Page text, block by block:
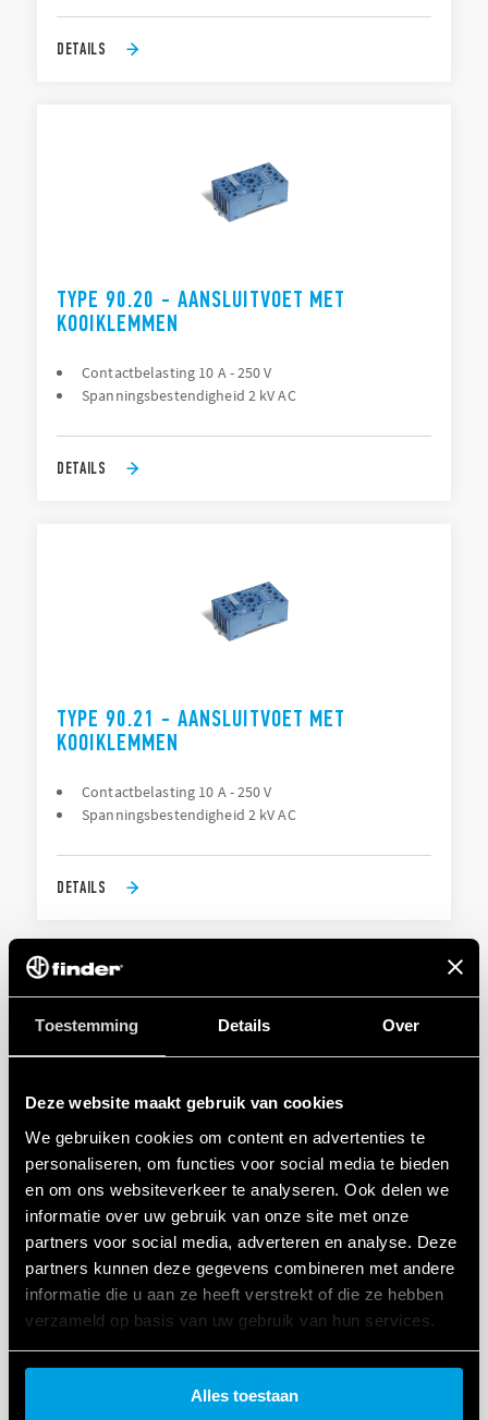
Toestemming Details Over
Deze website maakt gebruik van cookies
We gebruiken cookies om content en advertenties te
personaliseren, om functies voor social media te bieden
en om ons websiteverkeer te analyseren. Ook delen we
informatie over uw gebruik van onze site met onze
partners voor social media, adverteren en analyse. Deze
partners kunnen deze gegevens combineren met andere
informatie die u aan ze heeft verstrekt of die ze hebben
verzameld op basis van uw gebruik van hun services.
Cookie policy.
Alles toestaan
DETAILS
TYPE 90.20 - AANSLUITVOET MET
KOOIKLEMMEN
Contactbelasting 10 A - 250 V
Spanningsbestendigheid 2 kV AC
DETAILS
TYPE 90.21 - AANSLUITVOET MET
KOOIKLEMMEN
Contactbelasting 10 A - 250 V
Spanningsbestendigheid 2 kV AC
DETAILS
TYPE 90.22 - AANSLUITVOETEN
Metalen bevestigingsclip (bijgeleverd - SMA-
verpakkingscode) 090,33
35 mm rail (EN 60715) montage
DETAILS